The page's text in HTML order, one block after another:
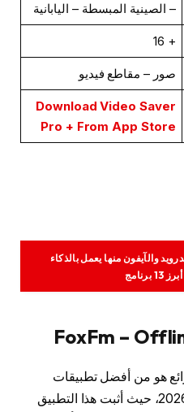
– الصينية المبسطة – اليابانية
+ 16
صور – مقاطع فيديو
Download Video Saver
Pro + From App Store
والآيفون منها يعمل بالذكاء
هو من أفضل تطبيقات
تحميل فيديوهات اليوتيوب في 2026، حيث أثبت هذا التطبيق